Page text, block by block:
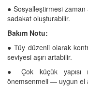
● Sosyalleştirmesi zaman
sadakat oluşturabilir.
Bakım Notu:
● Tüy düzenli olarak
seviyesi aşırı artabilir.
● Çok küçük yapısı
önemsenmeli — uygun el